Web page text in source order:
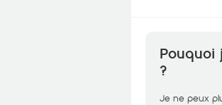
Pouquoi
?
Je ne peux